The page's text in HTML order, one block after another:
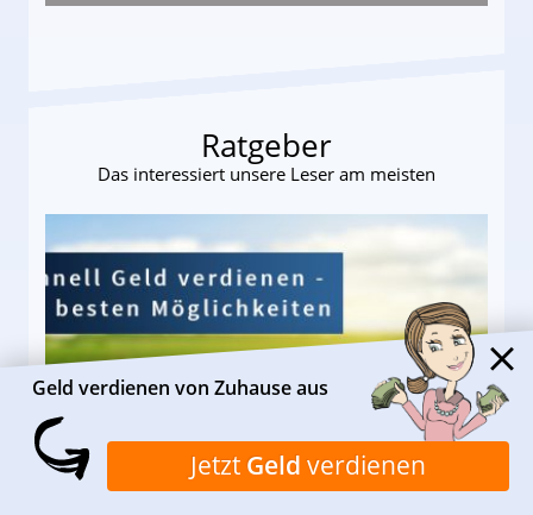
Ratgeber
Das interessiert unsere Leser am meisten
I❶I Schnell Geld verdienen: 20
seriöse Möglichkeiten
Geld verdienen von Zuhause aus
Jetzt Geld verdienen